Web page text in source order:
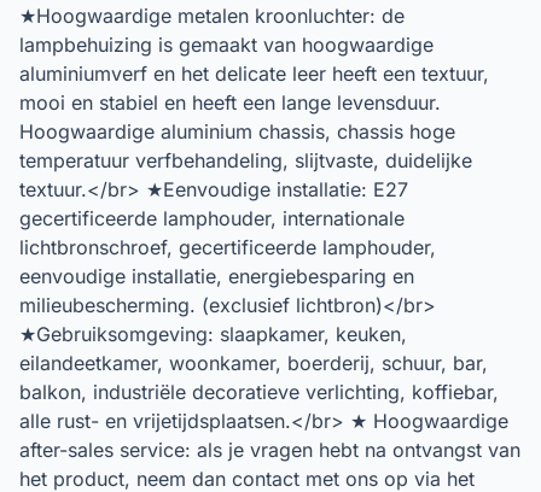
★Hoogwaardige metalen kroonluchter: de
lampbehuizing is gemaakt van hoogwaardige
aluminiumverf en het delicate leer heeft een textuur,
mooi en stabiel en heeft een lange levensduur.
Hoogwaardige aluminium chassis, chassis hoge
temperatuur verfbehandeling, slijtvaste, duidelijke
textuur.</br> ★Eenvoudige installatie: E27
gecertificeerde lamphouder, internationale
lichtbronschroef, gecertificeerde lamphouder,
eenvoudige installatie, energiebesparing en
milieubescherming. (exclusief lichtbron)</br>
★Gebruiksomgeving: slaapkamer, keuken,
eilandeetkamer, woonkamer, boerderij, schuur, bar,
balkon, industriële decoratieve verlichting, koffiebar,
alle rust- en vrijetijdsplaatsen.</br> ★ Hoogwaardige
after-sales service: als je vragen hebt na ontvangst van
het product, neem dan contact met ons op via het